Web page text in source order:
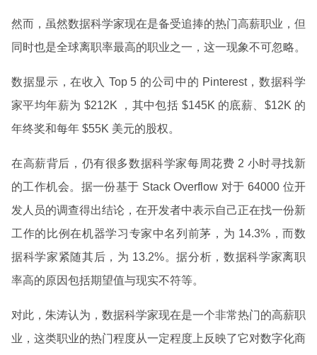
然而，虽然数据科学家现在是备受追捧的热门高薪职业，但
同时也是全球离职率最高的职业之一，这一现象不可忽略。
数据显示，在收入 Top 5 的公司中的 Pinterest，数据科学
家平均年薪为 $212K ，其中包括 $145K 的底薪、$12K 的
年终奖和每年 $55K 美元的股权。
在高薪背后，仍有很多数据科学家每周花费 2 小时寻找新
的工作机会。据一份基于 Stack Overflow 对于 64000 位开
发人员的调查得出结论，在开发者中表示自己正在找一份新
工作的比例在机器学习专家中名列前茅，为 14.3%，而数
据科学家紧随其后，为 13.2%。据分析，数据科学家离职
率高的原因包括期望值与现实不符等。
对此， 朱涛认为，数据科学家现在是一个非常热门的高薪职
业，这类职业的热门程度从一定程度上反映了它对数字化商